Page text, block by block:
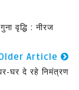
वृद्धि : नीरज
Article
घर दे रहे निमंत्रण